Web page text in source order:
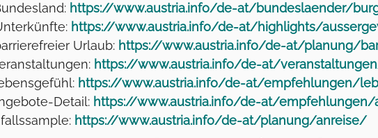
https://www.austria.info/de-at/bundeslaender/
https://www.austria.info/de-at/highlights/
Urlaub: https://www.austria.info/de-at/planung/
https://www.austria.info/de-at/
https://www.austria.info/de-at/empfehlungen/
Detail: https://www.austria.info/de-at/
https://www.austria.info/de-at/planung/anreise/